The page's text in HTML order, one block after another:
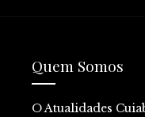
Quem Somos
O Atualidades